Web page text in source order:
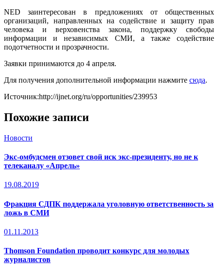
NED заинтересован в предложениях от общественных
организаций, направленных на содействие и защиту прав
человека и верховенства закона, поддержку свободы
информации и независимых СМИ, а также содействие
подотчетности и прозрачности.
Заявки принимаются до 4 апреля.
Для получения дополнительной информации нажмите сюда.
Источник:http://ijnet.org/ru/opportunities/239953
Похожие записи
Новости
Экс-омбудсмен отзовет свой иск экс-президенту, но не к
телеканалу «Апрель»
19.08.2019
Фракция СДПК поддержала уголовную ответственность за
ложь в СМИ
01.11.2013
Thomson Foundation проводит конкурс для молодых
журналистов